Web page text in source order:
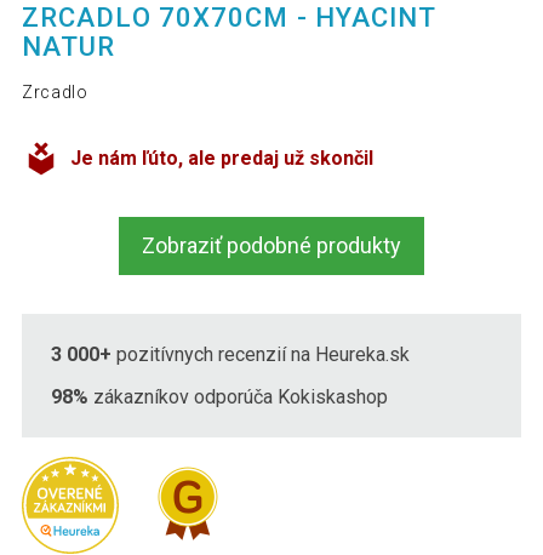
ZRCADLO 70X70CM - HYACINT
NATUR
Zrcadlo
Je nám ľúto, ale predaj už skončil
Zobraziť podobné produkty
3 000+ pozitívnych recenzií na Heureka.sk
98% zákazníkov odporúča Kokiskashop